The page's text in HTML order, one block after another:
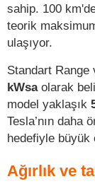
sahip. 100
teorik
ulaşıyor.
Standart
kWsaolarak
model yaklaşık
Tesla’nın daha
hedefiyle büyük
Ağırlık ve